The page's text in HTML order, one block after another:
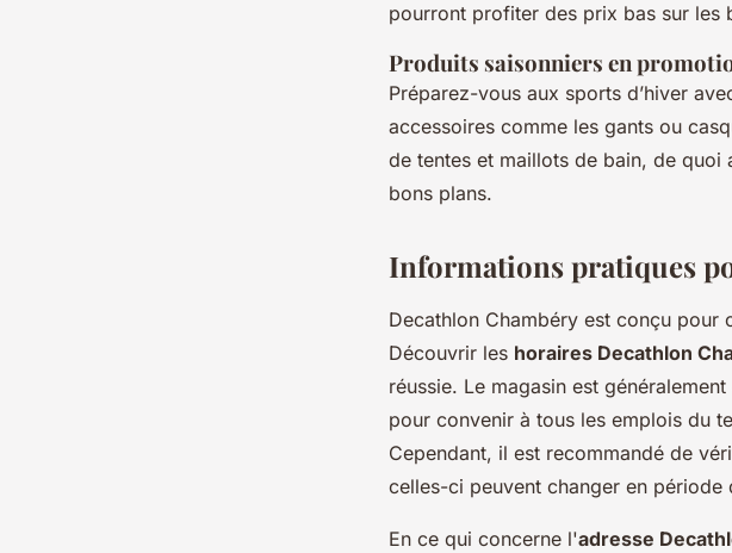
pourront profiter des prix bas sur les
Produits saisonniers en
Préparez-vous aux sports d’hiver
accessoires comme les gants ou
de tentes et maillots de bain, de
bons plans.
Informations pratiques
Decathlon Chambéry est conçu pour
Découvrir les horaires Decathlon
réussie. Le magasin est
pour convenir à tous les emplois du
Cependant, il est recommandé de
celles-ci peuvent changer en
En ce qui concerne l'adresse